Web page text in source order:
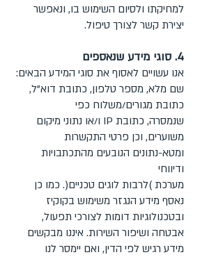
למחיקתו ולסיום השימוש בו, ונאפשר
יצירת קשר לצורך טיפול.
4. סוגי מידע שנאספים
אנו עשויים לאסוף את סוגי המידע הבאים:
שם מלא, מספר טלפון, כתובת דוא"ל,
כתובת מגורים/משלוח כפי
שנמסרה, כתובת IP ו/או נתוני מיקום
משוערים, וכן פרטי התקשרות
ומטא-נתונים הנובעים מהתכתבויות
ודיווחי
מערכת )לרבות לוגים טכניים(. כמו כן
נאסף מידע הנגזר משימוש בקוקיז
ובטכנולוגיות דומות לצורכי תפעול,
אבטחה ושיפור השירות. איננו מבקשים
מידע רגיש לפי הדין, ואם יימסר לנו